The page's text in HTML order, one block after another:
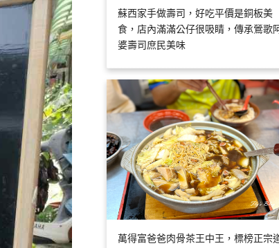
蘇西家手做壽司，好吃平價是銅板美
食，店內滿滿公仔很吸睛，傳承鶯歌阿
婆壽司庶民美味
萬得富爸爸肉骨茶王中王，標榜正宗